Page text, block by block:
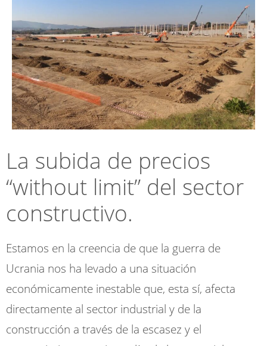
La subida de precios
“without limit” del sector
constructivo.
Estamos en la creencia de que la guerra de
Ucrania nos ha levado a una situación
económicamente inestable que, esta sí, afecta
directamente al sector industrial y de la
construcción a través de la escasez y el